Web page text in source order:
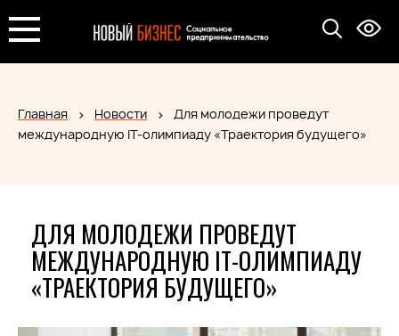
Главная Новости
Для молодежи проведут
международную IT-олимпиаду «Траектория будущего»
ДЛЯ МОЛОДЕЖИ ПРОВЕДУТ
МЕЖДУНАРОДНУЮ IT-ОЛИМПИАДУ
«ТРАЕКТОРИЯ БУДУЩЕГО»